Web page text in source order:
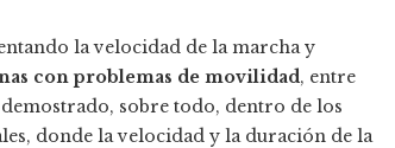
la velocidad de la marcha y
con problemas de movilidad, entre
sobre todo, dentro de los
donde la velocidad y la duración de la